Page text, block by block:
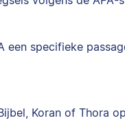
een specifieke
Koran of Thora